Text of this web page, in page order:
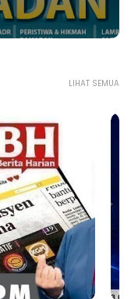
LIHAT SEMUA